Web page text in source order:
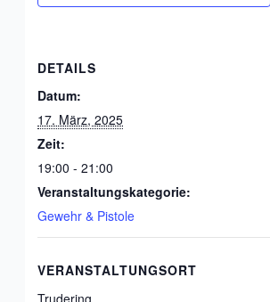
DETAILS
Datum:
17. März, 2025
Zeit:
19:00 - 21:00
Veranstaltungskategorie:
Gewehr & Pistole
VERANSTALTUNGSORT